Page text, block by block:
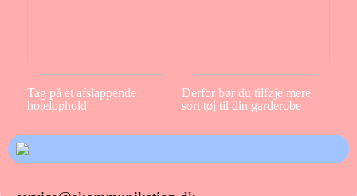
Tag på et afslappende
hotelophold
Derfor bør du tilføje mere
sort tøj til din garderobe